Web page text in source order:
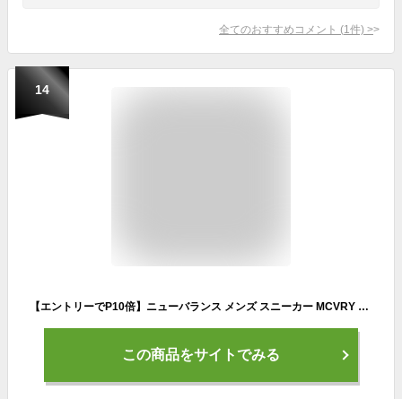
全てのおすすめコメント (1 件) >
14
【エントリーでP10倍】ニューバランス メンズ スニーカー MCVRY 8WH レディース D幅 ウォッシャブル ウォーキング new balance 26春夏新作
この商品をサイトでみる